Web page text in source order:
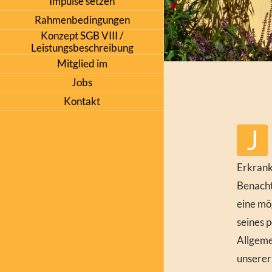
Rahmenbedingungen
Konzept SGB VIII /
Leistungsbeschreibung
Mitglied im
Jobs
Kontakt
J
eine
seines